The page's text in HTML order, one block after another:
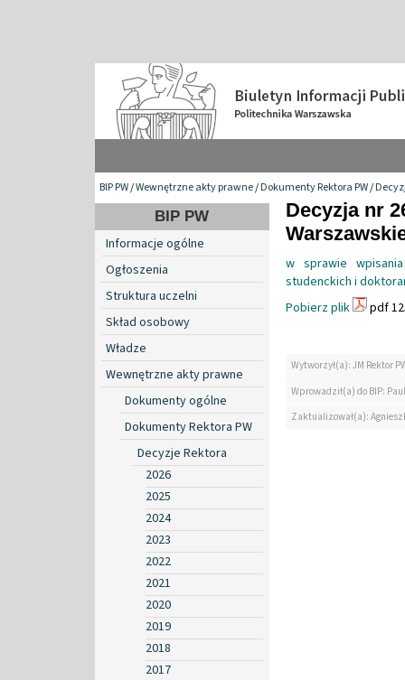
BIP PW/Wewnętrzne akty prawne/Dokumenty Rektora PW/
BIP PW
Informacje ogólne
Ogłoszenia
Struktura uczelni
Skład osobowy
Władze
Wewnętrzne akty prawne
Dokumenty ogólne
Dokumenty Rektora PW
Decyzje Rektora
2026
2025
2024
2023
2022
2021
2020
2019
2018
2017
Decyzja nr
w sprawie
studenckich i
Pobierz plik
pdf
Wytworzył(a): JM Rektor
Wprowadził(a) do BIP:
Zaktualizował(a):